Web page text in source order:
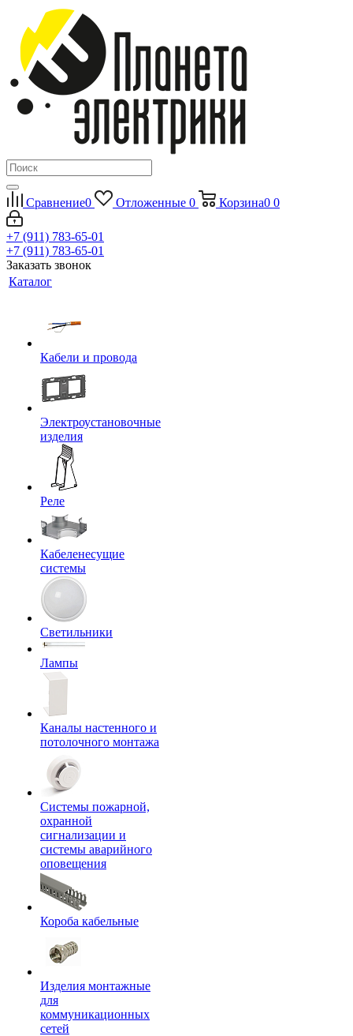
Сравнение0 Отложенные 0 Корзина0 0
+7 (911) 783-65-01
+7 (911) 783-65-01
Заказать звонок
Каталог
Кабели и провода
Электроустановочные
изделия
Реле
Кабеленесущие
системы
Светильники
Лампы
Каналы настенного и
потолочного монтажа
Системы пожарной,
охранной
сигнализации и
системы аварийного
оповещения
Короба кабельные
Изделия монтажные
для
коммуникационных
сетей